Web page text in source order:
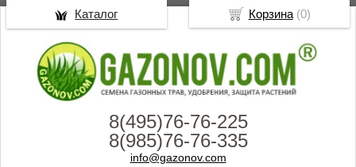
8(495)76-76-225
8(985)76-76-335
info@gazonov.com
Корзина(0)
Каталог